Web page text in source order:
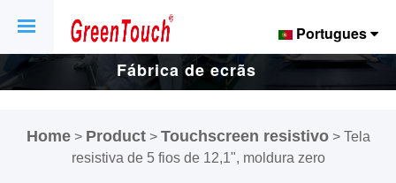
Fábrica de ecrãs
de 16 anos.
Portugues
Home> Product> Touchscreen resistivo> Tela
resistiva de 5 fios de 12,1", moldura zero